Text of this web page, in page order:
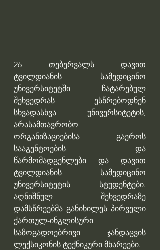
26 თებერვალს დავით
ტვილდიანის სამედიცინო
უნივერსიტეტში ჩატარებულ
შეხვედრას ესწრებოდნენ
სხვადასხვა უნივერსიტეტის,
არასამთავრობო
ორგანიზაციებისა გაეროს
სააგენტოების და
წარმომადგენლები და დავით
ტვილდიანის სამედიცინო
უნივერსიტეტის სტუდენტები.
აღნიშნულ შეხვედრაზე
დამსწრეებმა განიხილეს პირველი
ქართულ-ინგლისური
საზოგადოებრივი ჯანდაცვის
ლექსიკონის ტექნიკური მხარეები.